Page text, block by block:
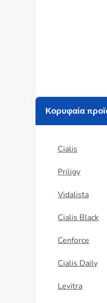
Κορυφαία
Cialis
Priligy
Vidalista
Cialis Black
Cenforce
Cialis Daily
Levitra